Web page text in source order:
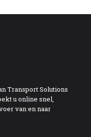
Transport Solutions
u online snel,
van en naar